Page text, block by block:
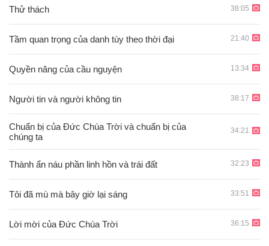
Thử thách 38:05
Tầm quan trọng của danh tùy theo thời đại 21:40
Quyền năng của cầu nguyện 13:34
Người tin và người không tin 38:17
Chuẩn bị của Đức Chúa Trời và chuẩn bị của
chúng ta
34:21
Thành ẩn náu phần linh hồn và trái đất 32:23
Tôi đã mù mà bây giờ lại sáng 33:51
Lời mời của Đức Chúa Trời 36:15